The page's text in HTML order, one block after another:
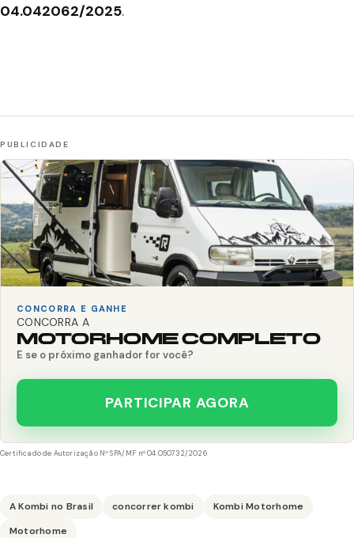
04.042062/2025.
CONCORRA E GANHE
CONCORRA A
MOTORHOME COMPLETO
E se o próximo ganhador for você?
PARTICIPAR AGORA
Certificado de Autorização Nº SPA/MF nº 04.050732/2026
A Kombi no Brasil concorrer kombi
Kombi Motorhome
Motorhome